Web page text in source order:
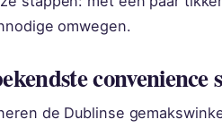
omwegen.
de Dublinse